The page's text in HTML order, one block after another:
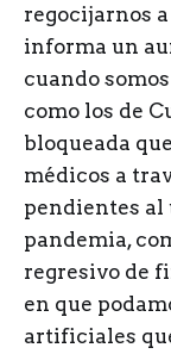
regocijarnos
informa un
cuando
como los de
bloqueada
médicos a
pendientes al
pandemia,
regresivo de
en que
artificiales